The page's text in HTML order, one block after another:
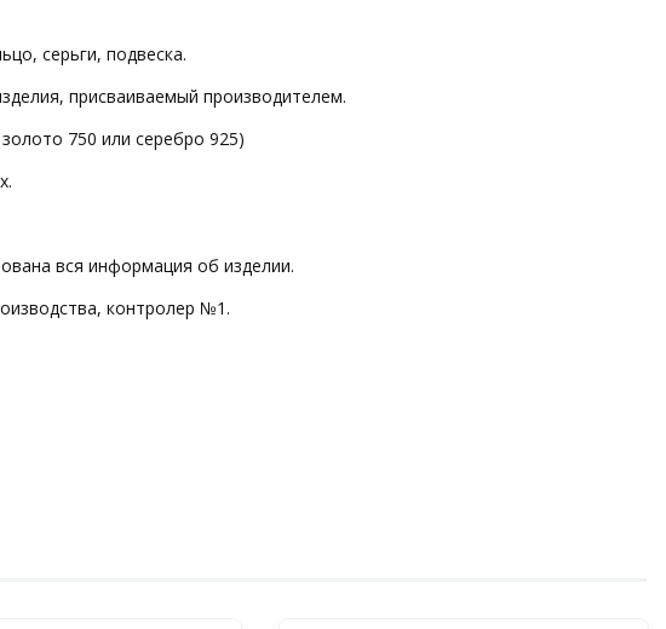
серьги, подвеска.
присваиваемый производителем.
750 или серебро 925)
вся информация об изделии.
контролер №1.